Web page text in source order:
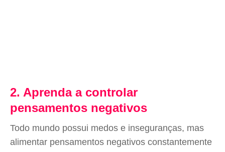
2. Aprenda a controlar
pensamentos negativos
Todo mundo possui medos e inseguranças, mas
alimentar pensamentos negativos constantemente